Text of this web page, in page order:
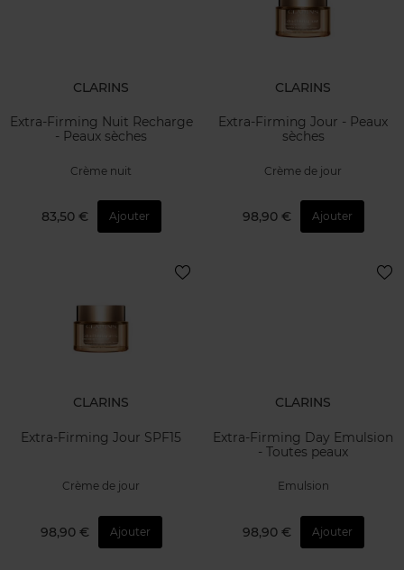
CLARINS
Extra-Firming Nuit Recharge
- Peaux sèches
Crème nuit
83,50 € Ajouter
CLARINS
Extra-Firming Jour - Peaux
sèches
Crème de jour
98,90 € Ajouter
CLARINS
Extra-Firming Jour SPF15
Crème de jour
98,90 € Ajouter
CLARINS
Extra-Firming Day Emulsion
- Toutes peaux
Emulsion
98,90 € Ajouter